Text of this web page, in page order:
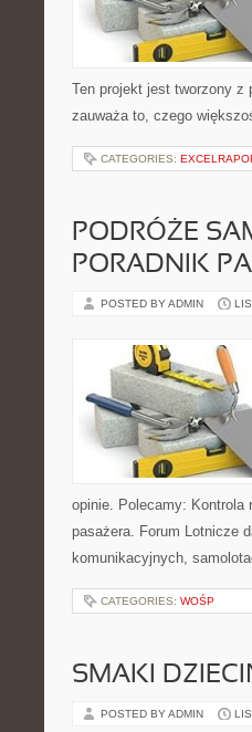
Ten projekt jest tworzony z
zauważa to, czego
CATEGORIES:
PODRÓŻE
PORADNIK
POSTED BY ADMIN
opinie. Polecamy: Kontrola
pasażera. Forum Lotnicze
komunikacyjnych,
CATEGORIES: WOŚP
SMAKI
POSTED BY ADMIN